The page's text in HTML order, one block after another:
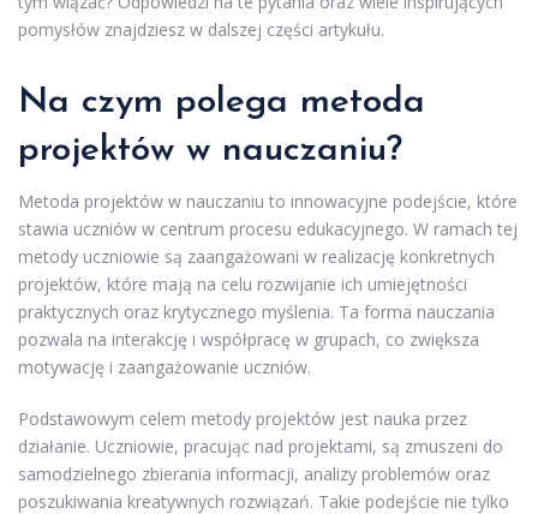
pomysłów znajdziesz w dalszej części artykułu.
Na czym polega metoda
projektów w nauczaniu?
Metoda projektów w nauczaniu to innowacyjne podejście, które
stawia uczniów w centrum procesu edukacyjnego. W ramach tej
metody uczniowie są zaangażowani w realizację konkretnych
projektów, które mają na celu rozwijanie ich umiejętności
praktycznych oraz krytycznego myślenia. Ta forma nauczania
pozwala na interakcję i współpracę w grupach, co zwiększa
motywację i zaangażowanie uczniów.
Podstawowym celem metody projektów jest nauka przez
działanie. Uczniowie, pracując nad projektami, są zmuszeni do
samodzielnego zbierania informacji, analizy problemów oraz
poszukiwania kreatywnych rozwiązań. Takie podejście nie tylko